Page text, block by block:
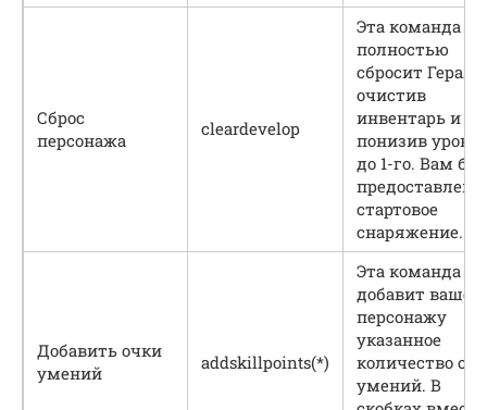
Сброс
персонажа
cleardevelop
Эта команда
полностью
сбросит
очистив
инвентарь и
понизив
до 1-го. Вам
предоставлено
стартовое
снаряжение.
Добавить очки
умений
addskillpoints(*)
Эта команда
добавит
персонажу
указанное
количество
умений. В